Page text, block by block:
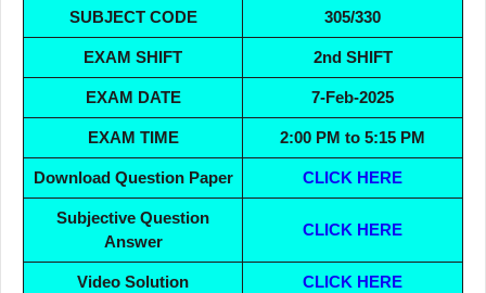
SUBJECT CODE 305/330
EXAM SHIFT 2nd SHIFT
EXAM DATE 7-Feb-2025
EXAM TIME 2:00 PM to 5:15 PM
Download Question Paper CLICK HERE
Subjective Question
Answer
CLICK HERE
Video Solution CLICK HERE